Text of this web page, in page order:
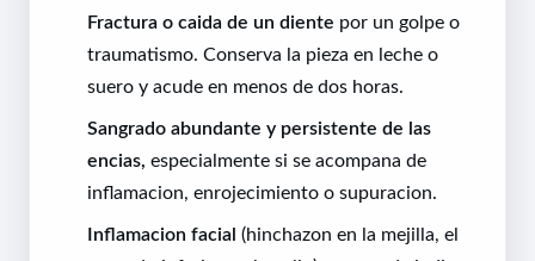
Fractura o caida de un diente por un golpe o
traumatismo. Conserva la pieza en leche o
suero y acude en menos de dos horas.
Sangrado abundante y persistente de las
encias, especialmente si se acompana de
inflamacion, enrojecimiento o supuracion.
Inflamacion facial (hinchazon en la mejilla, el